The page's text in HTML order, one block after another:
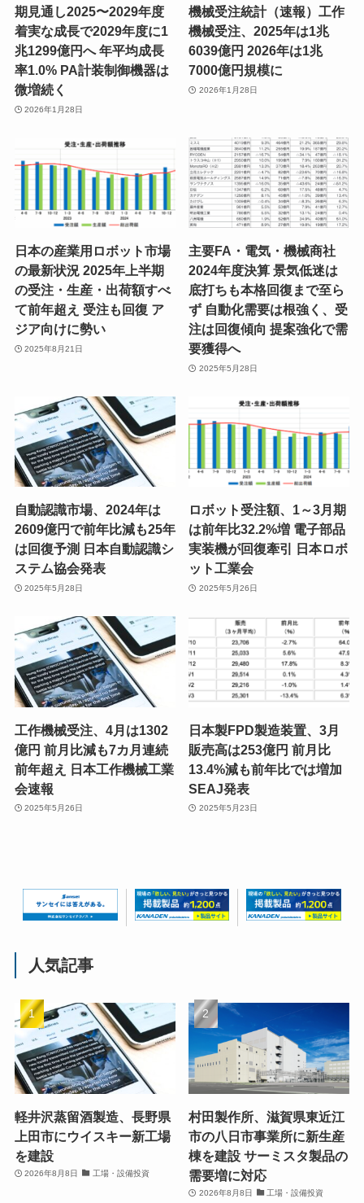
期見通し2025〜2029年度
着実な成長で2029年度に1
兆1299億円へ 年平均成長
率1.0% PA計装制御機器は
微増続く
2026年1月28日
機械受注統計（速報）工作
機械受注、2025年は1兆
6039億円 2026年は1兆
7000億円規模に
2026年1月28日
日本の産業用ロボット市場
の最新状況 2025年上半期
の受注・生産・出荷額すべ
て前年超え 受注も回復 ア
ジア向けに勢い
2025年8月21日
主要FA・電気・機械商社
2024年度決算 景気低迷は
底打ちも本格回復まで至ら
ず 自動化需要は根強く、受
注は回復傾向 提案強化で需
要獲得へ
2025年5月28日
自動認識市場、2024年は
2609億円で前年比減も25年
は回復予測 日本自動認識シ
ステム協会発表
2025年5月28日
ロボット受注額、1～3月期
は前年比32.2%増 電子部品
実装機が回復牽引 日本ロボ
ット工業会
2025年5月26日
工作機械受注、4月は1302
億円 前月比減も7カ月連続
前年超え 日本工作機械工業
会速報
2025年5月26日
日本製FPD製造装置、3月
販売高は253億円 前月比
13.4%減も前年比では増加
SEAJ発表
2025年5月23日
人気記事
軽井沢蒸留酒製造、長野県
上田市にウイスキー新工場
を建設
2026年8月8日 工場・設備投資
村田製作所、滋賀県東近江
市の八日市事業所に新生産
棟を建設 サーミスタ製品の
需要増に対応
2026年8月8日 工場・設備投資